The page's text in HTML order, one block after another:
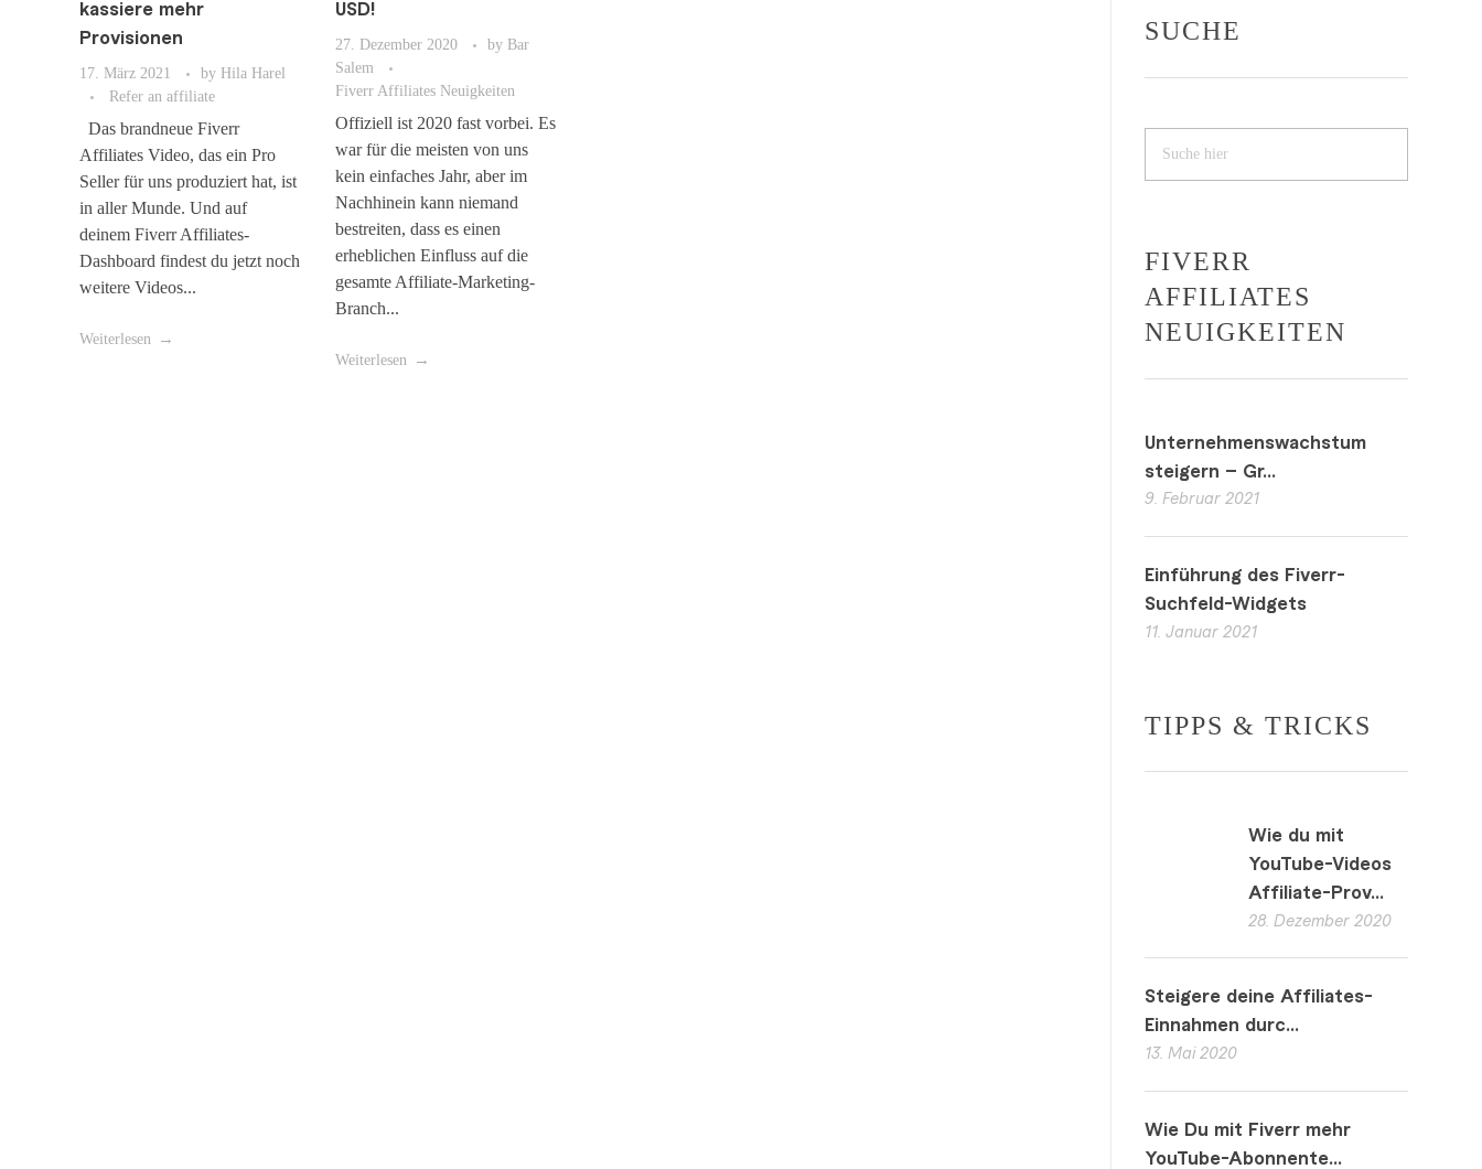
kassiere mehr
Provisionen
17. März 2021
by Hila Harel
Refer an affiliate
Das brandneue Fiverr
Affiliates Video, das ein Pro
Seller für uns produziert hat, ist
in aller Munde. Und auf
deinem Fiverr Affiliates-
Dashboard findest du jetzt noch
weitere Videos...
Weiterlesen
USD!
27. Dezember 2020
by Bar
Salem
Fiverr Affiliates Neuigkeiten
Offiziell ist 2020 fast vorbei. Es
war für die meisten von uns
kein einfaches Jahr, aber im
Nachhinein kann niemand
bestreiten, dass es einen
erheblichen Einfluss auf die
gesamte Affiliate-Marketing-
Branch...
Weiterlesen
SUCHE
FIVERR
AFFILIATES
NEUIGKEITEN
Unternehmenswachstum
steigern – Gr...
9. Februar 2021
Einführung des Fiverr-
Suchfeld-Widgets
11. Januar 2021
TIPPS & TRICKS
Wie du mit
YouTube-Videos
Affiliate-Prov...
28. Dezember 2020
Steigere deine Affiliates-
Einnahmen durc...
13. Mai 2020
Wie Du mit Fiverr mehr
YouTube-Abonnente...